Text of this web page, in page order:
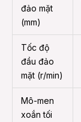
đảo mặt
(mm)
Tốc độ
đầu đảo
mặt (r/min)
Mô-men
xoắn tối